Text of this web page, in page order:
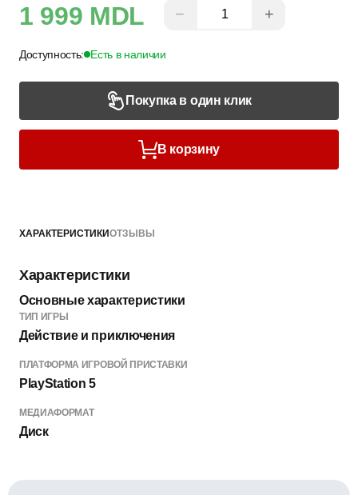
1 999 MDL − +
Доступность: Есть в наличии
Покупка в один клик
В корзину
ХАРАКТЕРИСТИКИОТЗЫВЫ
Характеристики
Основные характеристики
ТИП ИГРЫ
Действие и приключения
ПЛАТФОРМА ИГРОВОЙ ПРИСТАВКИ
PlayStation 5
МЕДИАФОРМАТ
Диск